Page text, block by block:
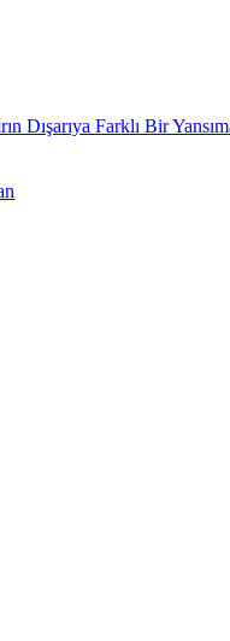
Dışarıya Farklı Bir